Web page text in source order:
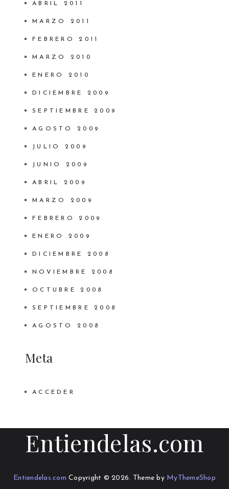
ABRIL 2011
MARZO 2011
FEBRERO 2011
MARZO 2010
ENERO 2010
DICIEMBRE 2009
SEPTIEMBRE 2009
AGOSTO 2009
JULIO 2009
JUNIO 2009
ABRIL 2009
MARZO 2009
FEBRERO 2009
ENERO 2009
DICIEMBRE 2008
NOVIEMBRE 2008
OCTUBRE 2008
SEPTIEMBRE 2008
AGOSTO 2008
Meta
ACCEDER
Entiendelas.com
Entiendelas.com Copyright © 2026. Theme by MyThemeShop